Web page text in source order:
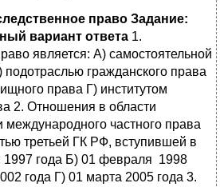
право Задание:
вариант ответа 1.
является: А) самостоятельной
гражданского права
права Г) институтом
2. Отношения в области
международного частного права
третьей ГК РФ, вступившей в
1997 года Б) 01 февраля 1998
года Г) 01 марта 2005 года 3.